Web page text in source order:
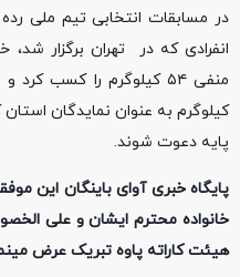
در مسابقات انتخابی تیم ملی
انفرادی که در تهران برگزار
کیلوگرم به عنوان نمایدگان
پایه دعوت شوند.
پایگاه خبری آوای باینگان این
خانواده محترم ایشان و علی
هیئت کاراته پاوه تبریک عرض